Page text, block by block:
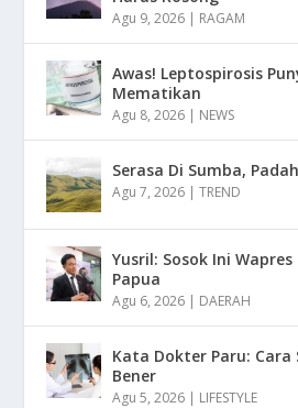
Agu 9, 2026 | RAGAM
Awas! Leptospirosis
Mematikan
Agu 8, 2026 | NEWS
Serasa Di Sumba,
Agu 7, 2026 |TREND
Yusril: Sosok Ini
Papua
Agu 6, 2026 | DAERAH
Kata Dokter Paru: Cara
Bener
Agu 5, 2026 | LIFESTYLE